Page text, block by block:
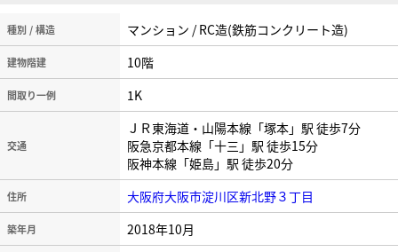
種別 / 構造 マンション / RC造(鉄筋コンクリート造)
建物階建 10階
間取り一例 1K
交通
ＪＲ東海道・山陽本線「塚本」駅 徒歩7分
阪急京都本線「十三」駅 徒歩15分
阪神本線「姫島」駅 徒歩20分
住所 大阪府大阪市淀川区新北野３丁目
築年月 2018年10月